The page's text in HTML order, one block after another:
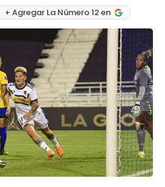
+ Agregar La Número 12 en